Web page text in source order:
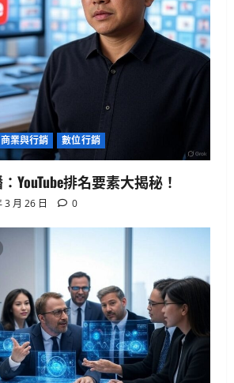
商業與行銷 數位行銷
YouTube排名要素大揭秘！
3 月 26 日 0
系列
2025 年 4 月 21 日 0
人工智慧 生活與成長
資訊科技
軟體實務操作
GenAI詐騙手法揭秘：你是否正中圈
套？
2025 年 4 月 10 日
美國AI領導地位對香港有何啟示？
健康與生活 生活與成長 生物學
貓咪真的不愛你？破解主子冷漠的真
心信號
2025 年 4 月 10 日 0